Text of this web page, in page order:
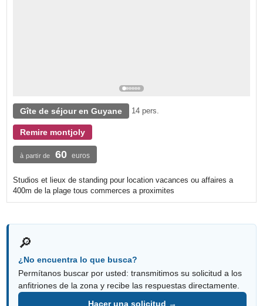
Gîte de séjour en Guyane 14 pers.
Remire montjoly
à partir de 60 euros
Studios et lieux de standing pour location vacances ou affaires a
400m de la plage tous commerces a proximites
🔎
¿No encuentra lo que busca?
Permítanos buscar por usted: transmitimos su solicitud a los
anfitriones de la zona y recibe las respuestas directamente.
Hacer una solicitud →